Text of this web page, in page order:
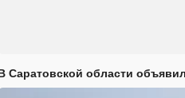
Саратовской области